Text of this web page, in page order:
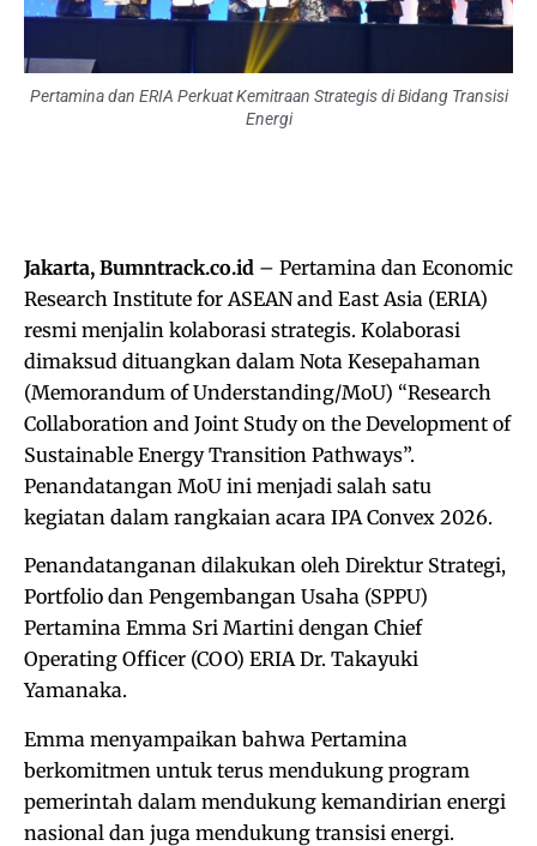
Pertamina dan ERIA Perkuat Kemitraan Strategis di Bidang Transisi
Energi
Jakarta, Bumntrack.co.id – Pertamina dan Economic
Research Institute for ASEAN and East Asia (ERIA)
resmi menjalin kolaborasi strategis. Kolaborasi
dimaksud dituangkan dalam Nota Kesepahaman
(Memorandum of Understanding/MoU) “Research
Collaboration and Joint Study on the Development of
Sustainable Energy Transition Pathways”.
Penandatangan MoU ini menjadi salah satu
kegiatan dalam rangkaian acara IPA Convex 2026.
Penandatanganan dilakukan oleh Direktur Strategi,
Portfolio dan Pengembangan Usaha (SPPU)
Pertamina Emma Sri Martini dengan Chief
Operating Officer (COO) ERIA Dr. Takayuki
Yamanaka.
Emma menyampaikan bahwa Pertamina
berkomitmen untuk terus mendukung program
pemerintah dalam mendukung kemandirian energi
nasional dan juga mendukung transisi energi.